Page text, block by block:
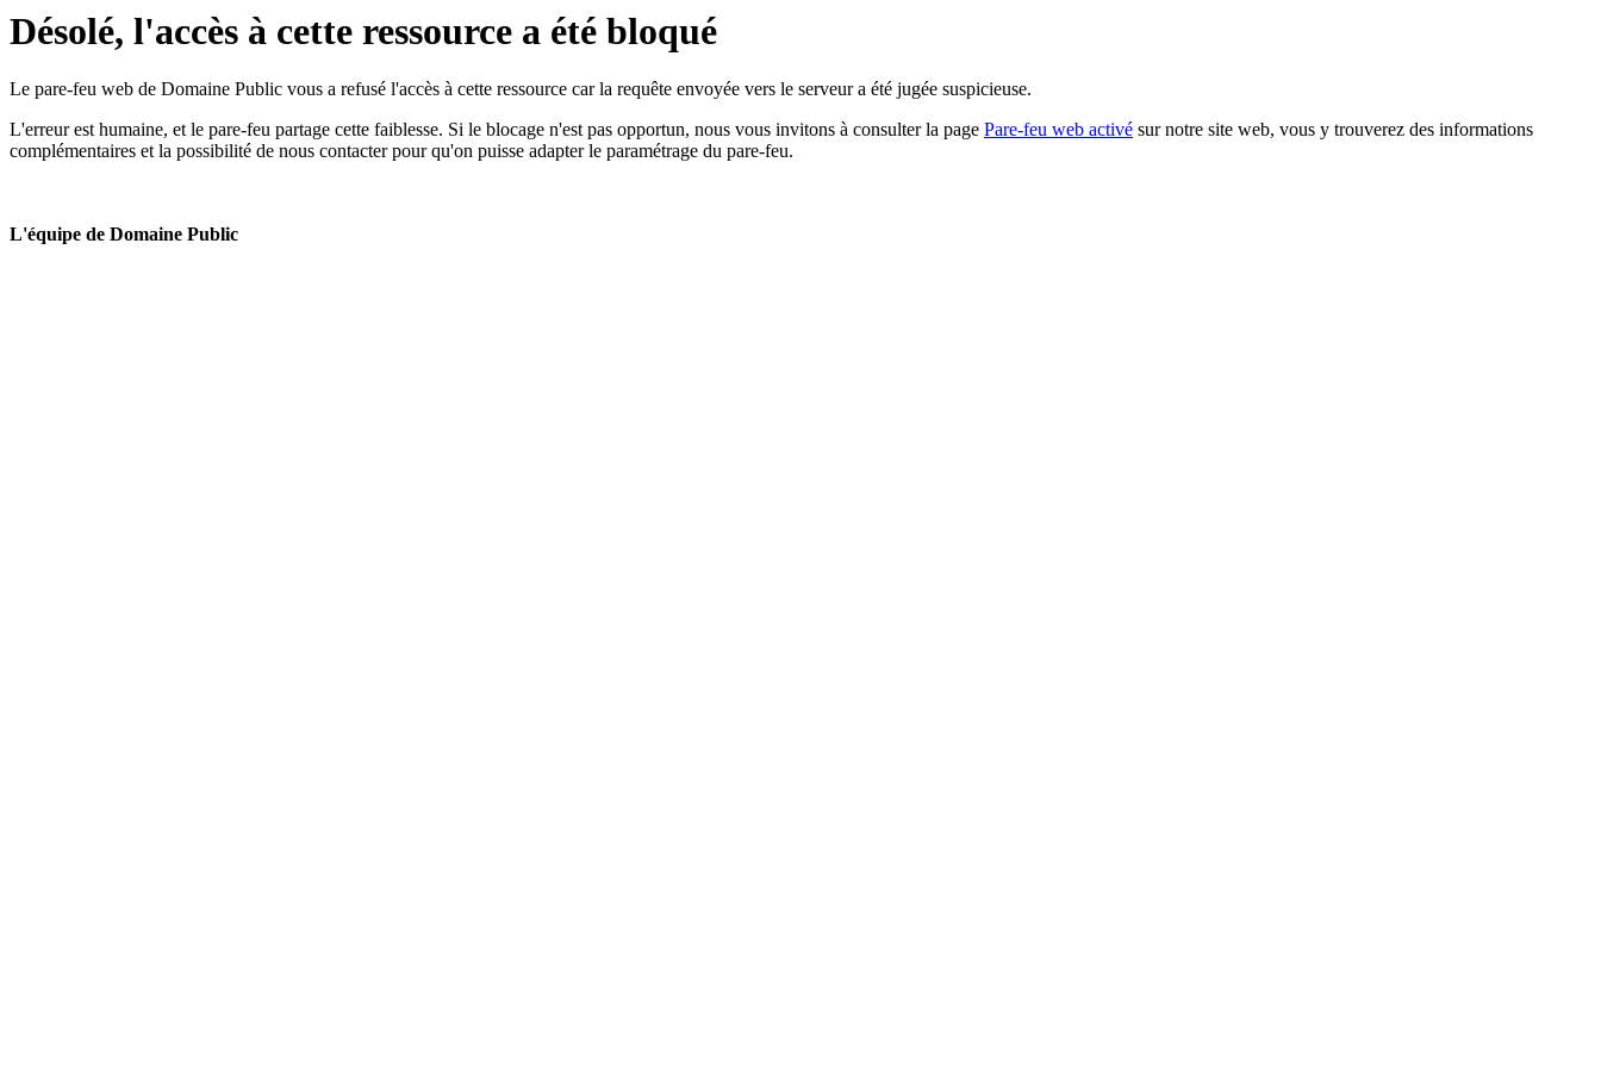
Désolé, l'accès à cette ressource a été bloqué
Le pare-feu web de Domaine Public vous a refusé l'accès à cette ressource car la requête envoyée vers le serveur a été jugée suspicieuse.
L'erreur est humaine, et le pare-feu partage cette faiblesse. Si le blocage n'est pas opportun, nous vous invitons à consulter la page Pare-feu web activé sur notre site web, vous y trouverez des informations
complémentaires et la possibilité de nous contacter pour qu'on puisse adapter le paramétrage du pare-feu.
L'équipe de Domaine Public